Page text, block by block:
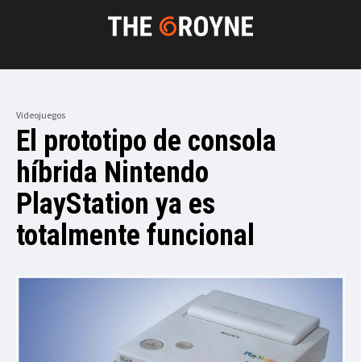
Videojuegos
El prototipo de consola
híbrida Nintendo
PlayStation ya es
totalmente funcional